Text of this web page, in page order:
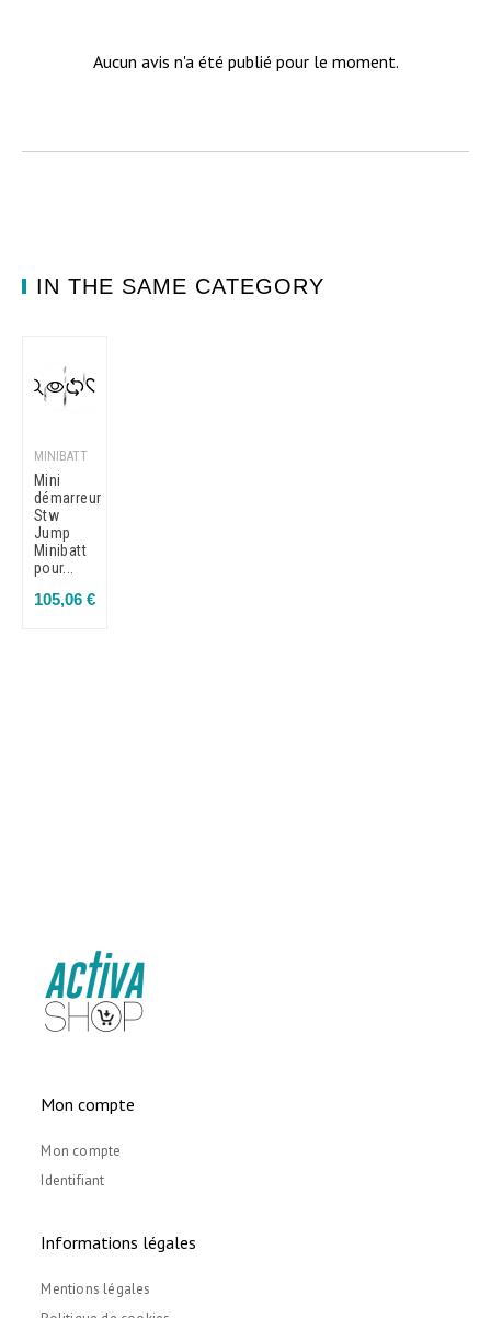
Aucun avis n'a été publié pour le moment.
IN THE SAME CATEGORY
Prix
105,06 €
MINIBATT
Mini
démarreur
Stw
Jump
Minibatt
pour...
Mon compte
Mon compte
Identifiant
Informations légales
Mentions légales